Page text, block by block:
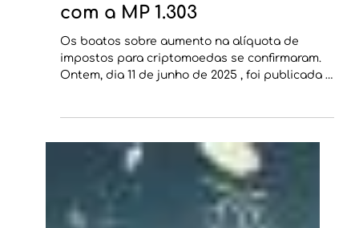
com a MP 1.303
Os boatos sobre aumento na alíquota de
impostos para criptomoedas se confirmaram.
Ontem, dia 11 de junho de 2025 , foi publicada a